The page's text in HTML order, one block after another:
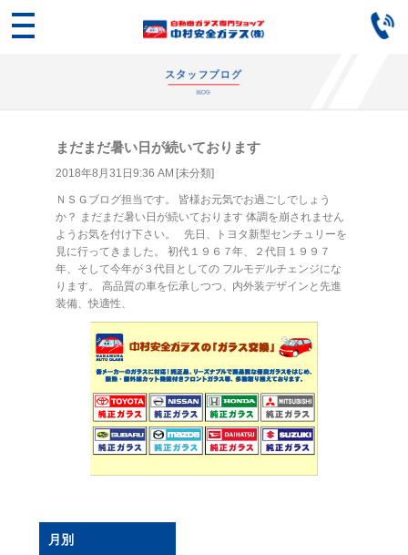
まだまだ暑い日が続いております
2018年8月31日9:36 AM [未分類]
ＮＳＧブログ担当です。 皆様お元気でお過ごしでしょう
か？ まだまだ暑い日が続いております 体調を崩されません
ようお気を付け下さい。 先日、トヨタ新型センチュリーを
見に行ってきました。 初代１９６７年、２代目１９９７
年、そして今年が３代目としての フルモデルチェンジにな
ります。 高品質の車を伝承しつつ、内外装デザインと先進
装備、快適性、
月別